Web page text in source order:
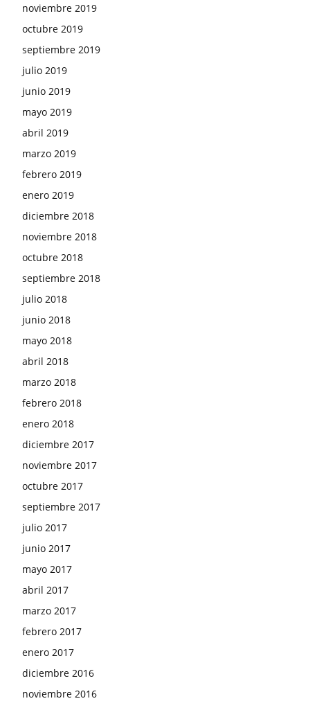
noviembre 2019
octubre 2019
septiembre 2019
julio 2019
junio 2019
mayo 2019
abril 2019
marzo 2019
febrero 2019
enero 2019
diciembre 2018
noviembre 2018
octubre 2018
septiembre 2018
julio 2018
junio 2018
mayo 2018
abril 2018
marzo 2018
febrero 2018
enero 2018
diciembre 2017
noviembre 2017
octubre 2017
septiembre 2017
julio 2017
junio 2017
mayo 2017
abril 2017
marzo 2017
febrero 2017
enero 2017
diciembre 2016
noviembre 2016